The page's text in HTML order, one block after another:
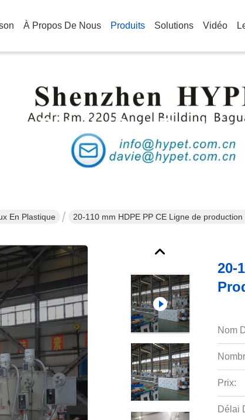
À Propos De Nous Produits Solutions Vidéo
Détails Des Produits
En Plastique 20-110 mm HDPE PP CE Ligne de
20-
Nom
Prix:
Délai